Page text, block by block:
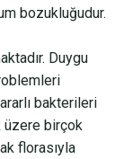
bozukluğudur.
Duygu
bakterileri
üzere birçok
florasıyla